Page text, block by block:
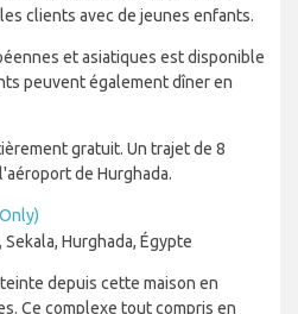
clients avec de jeunes enfants.
et asiatiques est disponible
peuvent également dîner en
gratuit. Un trajet de 8
de Hurghada.
Sekala, Hurghada, Égypte
depuis cette maison en
Ce complexe tout compris en